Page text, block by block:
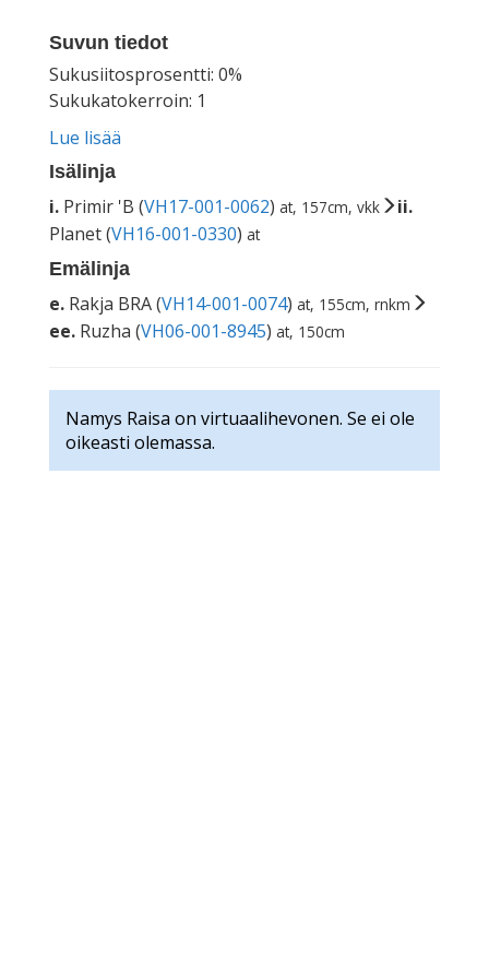
Suvun tiedot
Sukusiitosprosentti: 0%
Sukukatokerroin: 1
Lue lisää
Isälinja
i. Primir 'B (VH17-001-0062) at, 157cm, vkk
ii.
Planet (VH16-001-0330) at
Emälinja
e. Rakja BRA (VH14-001-0074) at, 155cm, rnkm
ee. Ruzha (VH06-001-8945) at, 150cm
Namys Raisa on virtuaalihevonen. Se ei ole
oikeasti olemassa.